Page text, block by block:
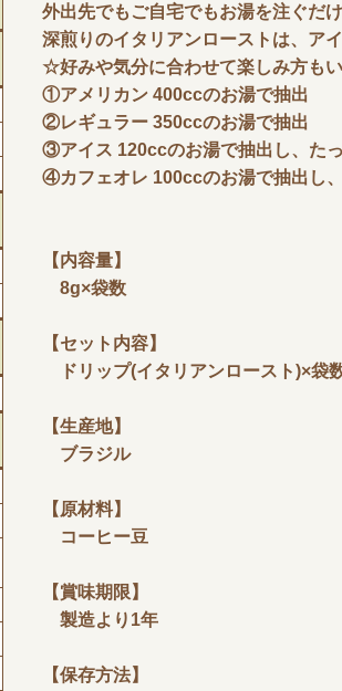
外出先でもご自宅でもお湯を注ぐだ
深煎りのイタリアンローストは、ア
☆好みや気分に合わせて楽しみ方も
①アメリカン 400ccのお湯で抽出
②レギュラー 350ccのお湯で抽出
③アイス 120ccのお湯で抽出し、た
④カフェオレ 100ccのお湯で抽出し
【内容量】
8g×袋数
【セット内容】
ドリップ(イタリアンロースト)×袋
【生産地】
ブラジル
【原材料】
コーヒー豆
【賞味期限】
製造より1年
【保存方法】